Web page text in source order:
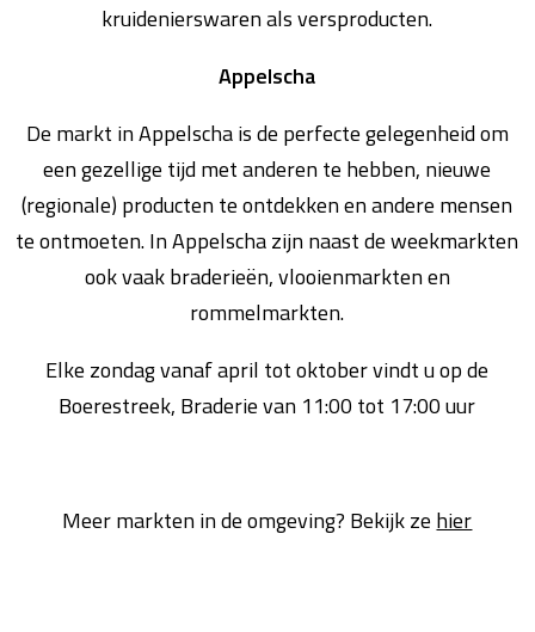
kruidenierswaren als versproducten.
Appelscha
De markt in Appelscha is de perfecte gelegenheid om
een gezellige tijd met anderen te hebben, nieuwe
(regionale) producten te ontdekken en andere mensen
te ontmoeten. In Appelscha zijn naast de weekmarkten
ook vaak braderieën, vlooienmarkten en
rommelmarkten.
Elke zondag vanaf april tot oktober vindt u op de
Boerestreek, Braderie van 11:00 tot 17:00 uur
Meer markten in de omgeving? Bekijk ze hier